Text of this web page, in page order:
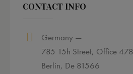
CONTACT INFO
Germany —
785 15h Street, Office 478
Berlin, De 81566